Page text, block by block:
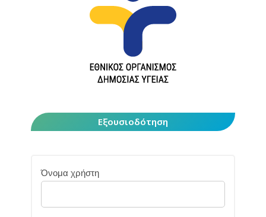
Εξουσιοδότηση
Όνομα χρήστη